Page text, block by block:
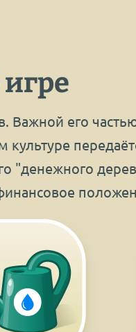
его
"денежного